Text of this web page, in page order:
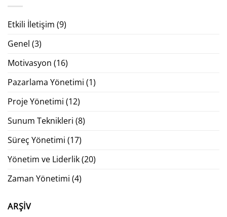
Etkili İletişim (9)
Genel (3)
Motivasyon (16)
Pazarlama Yönetimi (1)
Proje Yönetimi (12)
Sunum Teknikleri (8)
Süreç Yönetimi (17)
Yönetim ve Liderlik(20)
Zaman Yönetimi (4)
ARŞIV